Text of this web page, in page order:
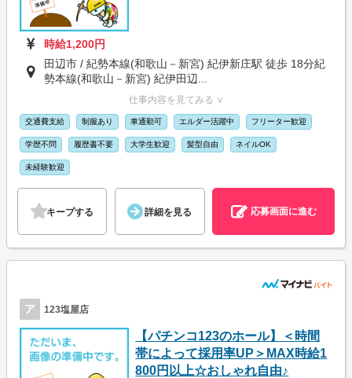
時給1,200円
田辺市 / 紀勢本線(和歌山－新宮) 紀伊新庄駅 徒歩 18分紀
勢本線(和歌山－新宮) 紀伊田辺...
仕事内容を見てみる ∨
交通費支給 制服あり 車通勤可 エルダー活躍中 フリーター歓迎
学歴不問 履歴書不要 大学生歓迎 髪型自由 ネイルOK
未経験歓迎
キープする 詳細を見る 応募画面に進む
ア 123塩屋店
【パチンコ123のホール】＜時間
帯によって採用率UP＞MAX時給1
800円以上☆おしゃれ自由♪